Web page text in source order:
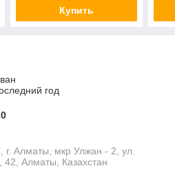
Купить
год
г. Алматы, мкр Улжан - 2, ул.
42, Алматы, Казахстан